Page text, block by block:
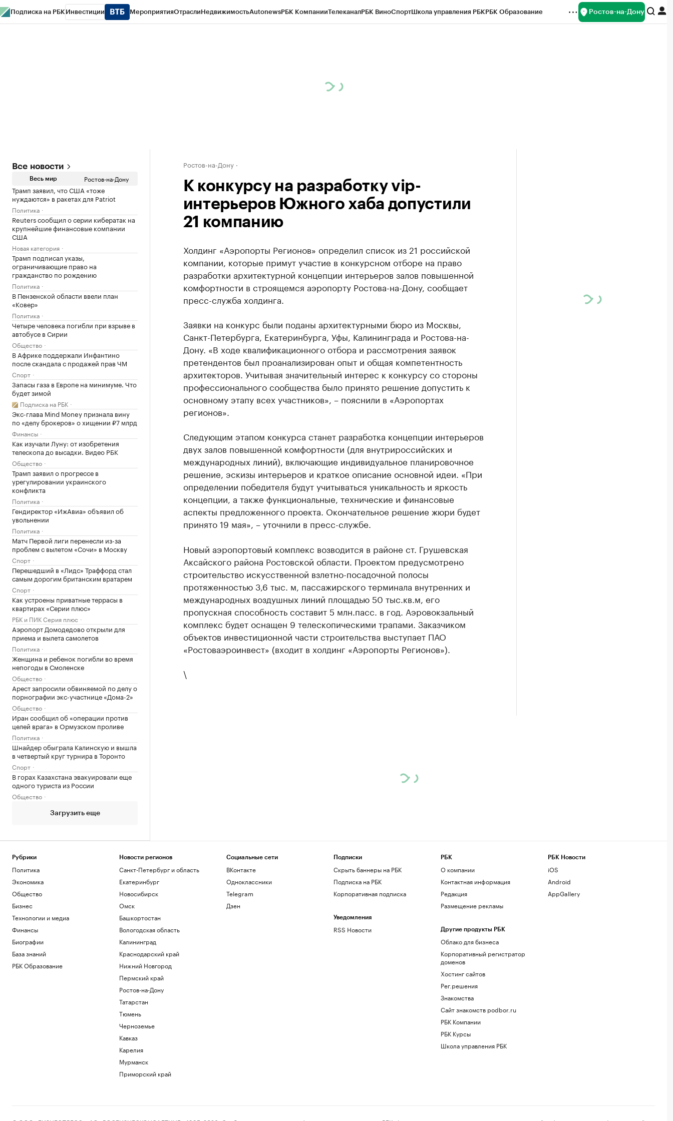
Подписка на РБК Инвестиции МероприятияОтраслиНедвижимостьAutonewsРБК КомпанииТелеканалРБК ВиноСпортШкола управления РБКРБК Образование Ростов-на-Дону
Все новости
Весь мир Ростов-на-Дону
Трамп заявил, что США «тоже
нуждаются» в ракетах для Patriot
Политика
Reuters сообщил о серии кибератак на
крупнейшие финансовые компании
США
Новая категория
Трамп подписал указы,
ограничивающие право на
гражданство по рождению
Политика
В Пензенской области ввели план
«Ковер»
Политика
Четыре человека погибли при взрыве в
автобусе в Сирии
Общество
В Африке поддержали Инфантино
после скандала с продажей прав ЧМ
Спорт
Запасы газа в Европе на минимуме. Что
будет зимой
Подписка на РБК
Экс-глава Mind Money признала вину
по «делу брокеров» о хищении ₽7 млрд
Финансы
Как изучали Луну: от изобретения
телескопа до высадки. Видео РБК
Общество
Трамп заявил о прогрессе в
урегулировании украинского
конфликта
Политика
Гендиректор «ИжАвиа» объявил об
увольнении
Политика
Матч Первой лиги перенесли из-за
проблем с вылетом «Сочи» в Москву
Спорт
Перешедший в «Лидс» Траффорд стал
самым дорогим британским вратарем
Спорт
Как устроены приватные террасы в
квартирах «Серии плюс»
РБК и ПИК Серия плюс
Аэропорт Домодедово открыли для
приема и вылета самолетов
Политика
Женщина и ребенок погибли во время
непогоды в Смоленске
Общество
Арест запросили обвиняемой по делу о
порнографии экс-участнице «Дома-2»
Общество
Иран сообщил об «операции против
целей врага» в Ормузском проливе
Политика
Шнайдер обыграла Калинскую и вышла
в четвертый круг турнира в Торонто
Спорт
В горах Казахстана эвакуировали еще
одного туриста из России
Общество
Загрузить еще
Ростов-на-Дону
К конкурсу на разработку vip-
интерьеров Южного хаба допустили
21 компанию
Холдинг «Аэропорты Регионов» определил список из 21 российской
компании, которые примут участие в конкурсном отборе на право
разработки архитектурной концепции интерьеров залов повышенной
комфортности в строящемся аэропорту Ростова-на-Дону, сообщает
пресс-служба холдинга.
Заявки на конкурс были поданы архитектурными бюро из Москвы,
Санкт-Петербурга, Екатеринбурга, Уфы, Калининграда и Ростова-на-
Дону. «В ходе квалификационного отбора и рассмотрения заявок
претендентов был проанализирован опыт и общая компетентность
архитекторов. Учитывая значительный интерес к конкурсу со стороны
профессионального сообщества было принято решение допустить к
основному этапу всех участников», – пояснили в «Аэропортах
регионов».
Следующим этапом конкурса станет разработка концепции интерьеров
двух залов повышенной комфортности (для внутрироссийских и
международных линий), включающие индивидуальное планировочное
решение, эскизы интерьеров и краткое описание основной идеи. «При
определении победителя будут учитываться уникальность и яркость
концепции, а также функциональные, технические и финансовые
аспекты предложенного проекта. Окончательное решение жюри будет
принято 19 мая», – уточнили в пресс-службе.
Новый аэропортовый комплекс возводится в районе ст. Грушевская
Аксайского района Ростовской области. Проектом предусмотрено
строительство искусственной взлетно-посадочной полосы
протяженностью 3,6 тыс. м, пассажирского терминала внутренних и
международных воздушных линий площадью 50 тыс.кв.м, его
пропускная способность составит 5 млн.пасс. в год. Аэровокзальный
комплекс будет оснащен 9 телескопическими трапами. Заказчиком
объектов инвестиционной части строительства выступает ПАО
«Ростоваэроинвест» (входит в холдинг «Аэропорты Регионов»).
\
Рубрики
Политика
Экономика
Общество
Бизнес
Технологии и медиа
Финансы
Биографии
База знаний
РБК Образование
Новости регионов
Санкт-Петербург и область
Екатеринбург
Новосибирск
Омск
Башкортостан
Вологодская область
Калининград
Краснодарский край
Нижний Новгород
Пермский край
Ростов-на-Дону
Татарстан
Тюмень
Черноземье
Кавказ
Карелия
Мурманск
Приморский край
Социальные сети
ВКонтакте
Одноклассники
Telegram
Дзен
Подписки
Скрыть баннеры на РБК
Подписка на РБК
Корпоративная подписка
Уведомления
RSS Новости
РБК
О компании
Контактная информация
Редакция
Размещение рекламы
Другие продукты РБК
Облако для бизнеса
Корпоративный регистратор
доменов
Хостинг сайтов
Рег.решения
Знакомства
Сайт знакомств podbor.ru
РБК Компании
РБК Курсы
Школа управления РБК
РБК Новости
iOS
Android
AppGallery